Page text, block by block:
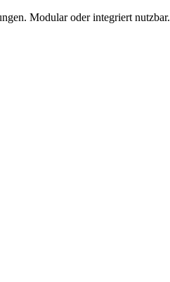
Modular oder integriert nutzbar.